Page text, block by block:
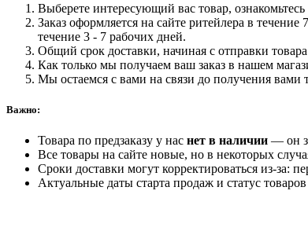
Выберете интересующий вас товар,
Заказ оформляется на сайте ритейлера в
течение 3 - 7 рабочих дней.
Общий срок доставки, начиная с отправки
Как только мы получаем ваш заказ в нашем
Мы остаемся с вами на связи до получения вами
Важно:
Товара по предзаказу у нас нет в наличии — он
Все товары на сайте новые, но в некоторых
Сроки доставки могут корректироваться из-за:
Актуальные даты старта продаж и статус